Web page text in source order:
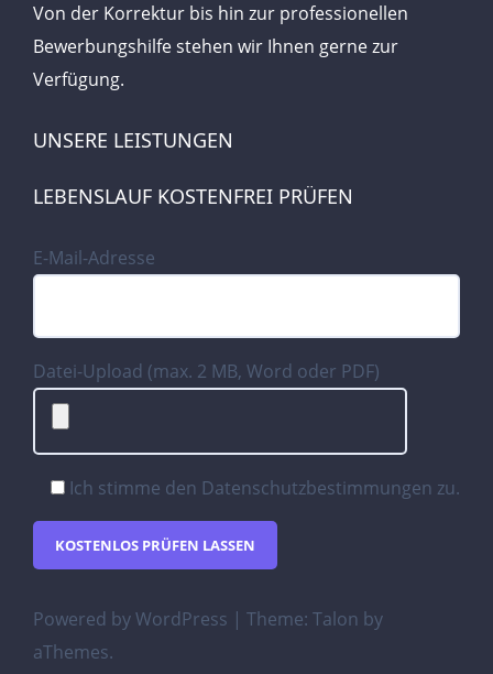
Von der Korrektur bis hin zur professionellen
Bewerbungshilfe stehen wir Ihnen gerne zur
Verfügung.
UNSERE LEISTUNGEN
LEBENSLAUF KOSTENFREI PRÜFEN
E-Mail-Adresse
Datei-Upload (max. 2 MB, Word oder PDF)
Ich stimme den Datenschutzbestimmungen zu.
Powered by WordPress | Theme: Talon by
aThemes.